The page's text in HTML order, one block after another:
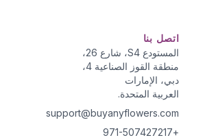
اتصل بنا
المستودع S4، شارع 26،
منطقة القوز الصناعية 4،
دبي، الإمارات
العربية المتحدة.
support@buyanyflowers.com
+971-507427217